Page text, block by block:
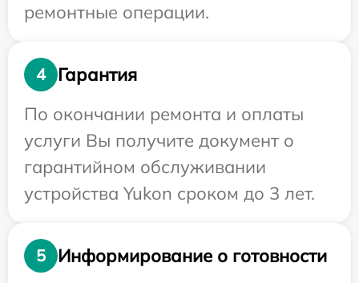
ремонтные операции.
4
Гарантия
По окончании ремонта и оплаты
услуги Вы получите документ о
гарантийном обслуживании
устройства Yukon сроком до 3 лет.
5
Информирование о готовности